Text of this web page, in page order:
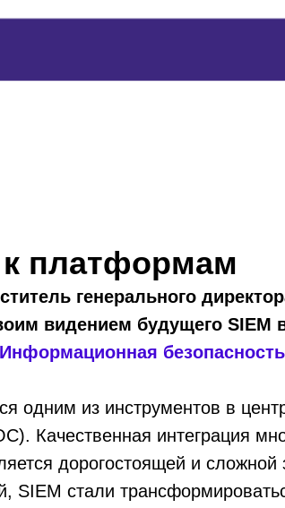
к платформам
генерального
видением будущего SIEM
одним из инструментов в
Качественная интеграция
дорогостоящей и сложной
SIEM стали